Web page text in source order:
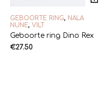
GEBOORTE RING, NALA
NUNE, VILT
Geboorte ring Dino Rex
€27.50